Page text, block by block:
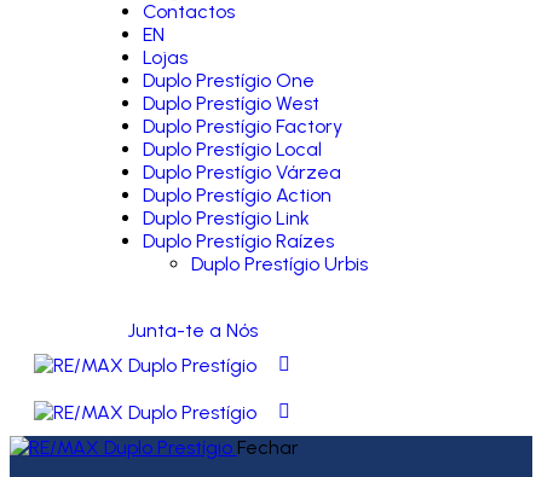
Contactos
EN
Lojas
Duplo Prestígio One
Duplo Prestígio West
Duplo Prestígio Factory
Duplo Prestígio Local
Duplo Prestígio Várzea
Duplo Prestígio Action
Duplo Prestígio Link
Duplo Prestígio Raízes
Duplo Prestígio Urbis
Junta-te a Nós
Fechar